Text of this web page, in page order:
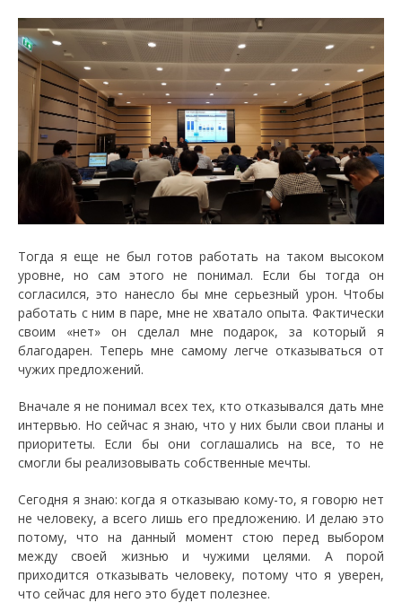
Тогда я еще не был готов работать на таком высоком
уровне, но сам этого не понимал. Если бы тогда он
согласился, это нанесло бы мне серьезный урон. Чтобы
работать с ним в паре, мне не хватало опыта. Фактически
своим «нет» он сделал мне подарок, за который я
благодарен. Теперь мне самому легче отказываться от
чужих предложений.
Вначале я не понимал всех тех, кто отказывался дать мне
интервью. Но сейчас я знаю, что у них были свои планы и
приоритеты. Если бы они соглашались на все, то не
смогли бы реализовывать собственные мечты.
Сегодня я знаю: когда я отказываю кому-то, я говорю нет
не человеку, а всего лишь его предложению. И делаю это
потому, что на данный момент стою перед выбором
между своей жизнью и чужими целями. А порой
приходится отказывать человеку, потому что я уверен,
что сейчас для него это будет полезнее.